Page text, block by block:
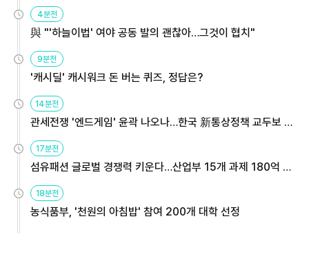
4분전
與 "'하늘이법' 여야 공동 발의 괜찮아…그것이 협치"
9분전
'캐시딜' 캐시워크 돈 버는 퀴즈, 정답은?
14분전
관세전쟁 '엔드게임' 윤곽 나오나…한국 新통상정책 교두보 활
17분전
섬유패션 글로벌 경쟁력 키운다…산업부 15개 과제 180억 지
18분전
농식품부, '천원의 아침밥' 참여 200개 대학 선정